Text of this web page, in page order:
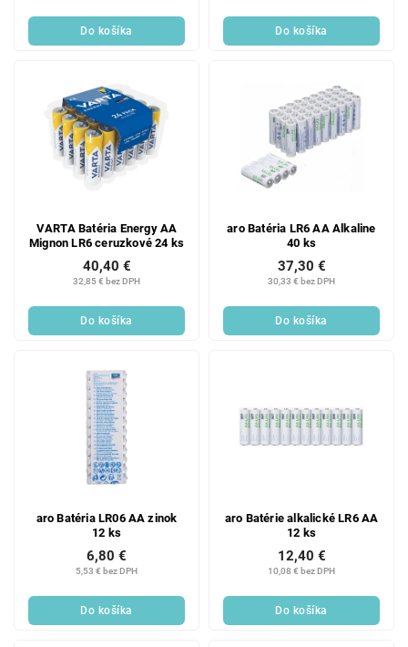
Do košíka Do košíka
VARTA Batéria Energy AA
Mignon LR6 ceruzkové 24 ks
32,85 € bez DPH
40,40 €
Do košíka
aro Batéria LR6 AA Alkaline
40 ks
30,33 € bez DPH
37,30 €
Do košíka
aro Batéria LR06 AA zinok
12 ks
5,53 € bez DPH
6,80 €
Do košíka
aro Batérie alkalické LR6 AA
12 ks
10,08 € bez DPH
12,40 €
Do košíka